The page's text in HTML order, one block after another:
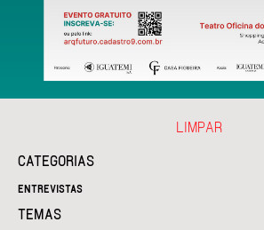
CATEGORIAS
ENTREVISTAS
TEMAS
LIMPAR